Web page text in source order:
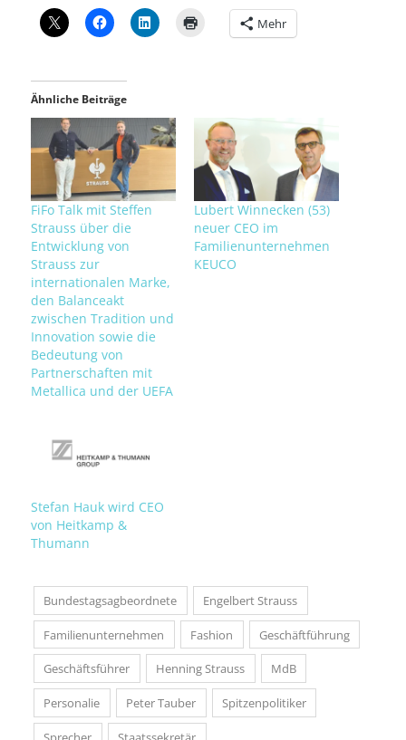
Mehr
Ähnliche Beiträge
FiFo Talk mit Steffen
Strauss über die
Entwicklung von
Strauss zur
internationalen Marke,
den Balanceakt
zwischen Tradition und
Innovation sowie die
Bedeutung von
Partnerschaften mit
Metallica und der UEFA
Lubert Winnecken (53)
neuer CEO im
Familienunternehmen
KEUCO
Stefan Hauk wird CEO
von Heitkamp &
Thumann
Bundestagsagbeordnete Engelbert Strauss
Familienunternehmen Fashion Geschäftführung
Geschäftsführer Henning Strauss MdB
Personalie Peter Tauber Spitzenpolitiker